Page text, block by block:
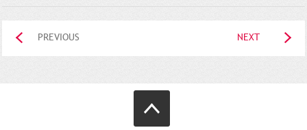
PREVIOUS NEXT